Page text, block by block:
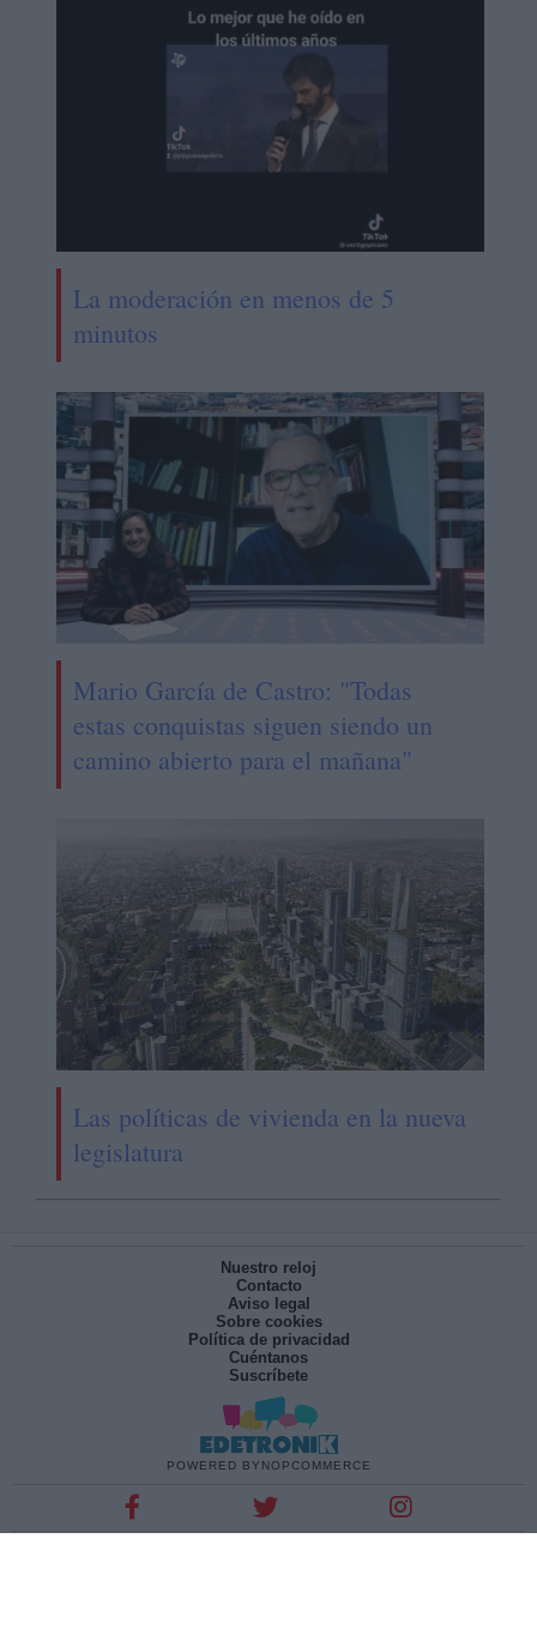
La moderación en menos de 5
minutos
Mario García de Castro: "Todas
estas conquistas siguen siendo un
camino abierto para el mañana"
Las políticas de vivienda en la nueva
legislatura
Nuestro reloj
Contacto
Aviso legal
Sobre cookies
Política de privacidad
Cuéntanos
Suscríbete
POWERED BY NOPCOMMERCE